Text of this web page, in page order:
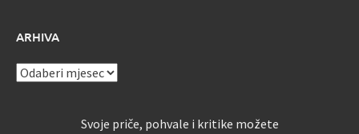
ARHIVA
ARHIVA
Svoje priče, pohvale i kritike možete